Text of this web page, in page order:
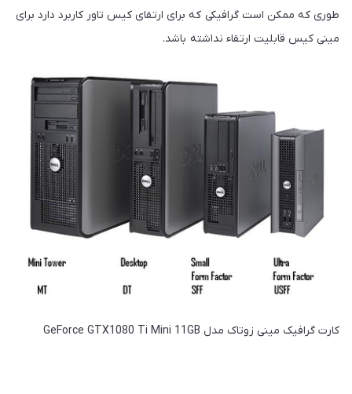
طوری که ممکن است گرافیکی که برای ارتقای کیس تاور کاربرد دارد برای
مینی کیس قابلیت ارتقاء نداشته باشد.
کارت گرافیک مینی زوتاک مدل GeForce GTX1080 Ti Mini 11GB